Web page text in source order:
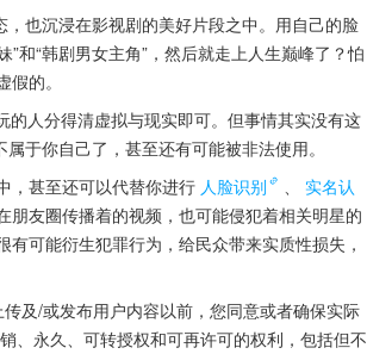
也沉浸在影视剧的美好片段之中。用自己的脸
和“韩剧男女主角”，然后就走上人生巅峰了？怕
的。
人分得清虚拟与现实即可。但事情其实没有这
于你自己了，甚至还有可能被非法使用。
，甚至还可以代替你进行 人脸识别 、
实名认
朋友圈传播着的视频，也可能侵犯着相关明星的
可能衍生犯罪行为，给民众带来实质性损失，
及/或发布用户内容以前，您同意或者确保实际
、永久、可转授权和可再许可的权利，包括但不